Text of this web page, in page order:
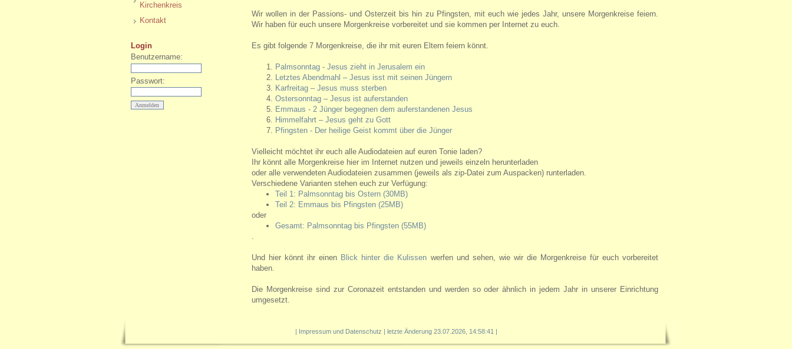
Kirchenkreis
Kontakt
Login
Benutzername:
Passwort:
Wir wollen in der Passions- und Osterzeit bis hin zu Pfingsten, mit euch wie jedes Jahr, unsere Morgenkreise feiern.
Wir haben für euch unsere Morgenkreise vorbereitet und sie kommen per Internet zu euch.
Es gibt folgende 7 Morgenkreise, die ihr mit euren Eltern feiern könnt.
Palmsonntag - Jesus zieht in Jerusalem ein
Letztes Abendmahl – Jesus isst mit seinen Jüngern
Karfreitag – Jesus muss sterben
Ostersonntag – Jesus ist auferstanden
Emmaus - 2 Jünger begegnen dem auferstandenen Jesus
Himmelfahrt – Jesus geht zu Gott
Pfingsten - Der heilige Geist kommt über die Jünger
Vielleicht möchtet ihr euch alle Audiodateien auf euren Tonie laden?
Ihr könnt alle Morgenkreise hier im Internet nutzen und jeweils einzeln herunterladen
oder alle verwendeten Audiodateien zusammen (jeweils als zip-Datei zum Auspacken) runterladen.
Verschiedene Varianten stehen euch zur Verfügung:
Teil 1: Palmsonntag bis Ostern (30MB)
Teil 2: Emmaus bis Pfingsten (25MB)
oder
Gesamt: Palmsonntag bis Pfingsten (55MB)
.
Und hier könnt ihr einen Blick hinter die Kulissen werfen und sehen, wie wir die Morgenkreise für euch vorbereitet
haben.
Die Morgenkreise sind zur Coronazeit entstanden und werden so oder ähnlich in jedem Jahr in unserer Einrichtung
umgesetzt.
| Impressum und Datenschutz | letzte Änderung 23.07.2026, 14:58:41 |